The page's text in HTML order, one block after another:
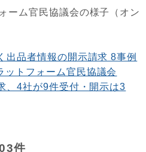
ーム官民協議会の様子（オン
出品者情報の開示請求 8事例
トフォーム官民協議会
、4社が9件受付・開示は3
件